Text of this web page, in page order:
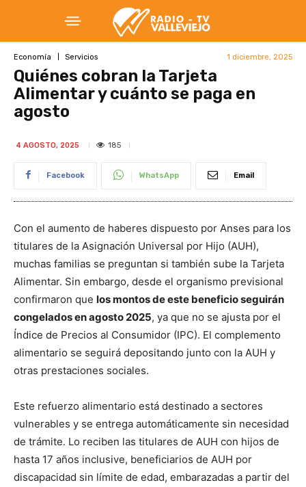
Economía Servicios 1 diciembre, 2025
Quiénes cobran la Tarjeta
Alimentar y cuánto se paga en
agosto
4 AGOSTO, 2025 185
Facebook WhatsApp Email
Con el aumento de haberes dispuesto por Anses para los
titulares de la Asignación Universal por Hijo (AUH),
muchas familias se preguntan si también sube la Tarjeta
Alimentar. Sin embargo, desde el organismo previsional
confirmaron que los montos de este beneficio seguirán
congelados en agosto 2025, ya que no se ajusta por el
Índice de Precios al Consumidor (IPC). El complemento
alimentario se seguirá depositando junto con la AUH y
otras prestaciones sociales.
Este refuerzo alimentario está destinado a sectores
vulnerables y se entrega automáticamente sin necesidad
de trámite. Lo reciben las titulares de AUH con hijos de
hasta 17 años inclusive, beneficiarios de AUH por
discapacidad sin límite de edad, embarazadas a partir del